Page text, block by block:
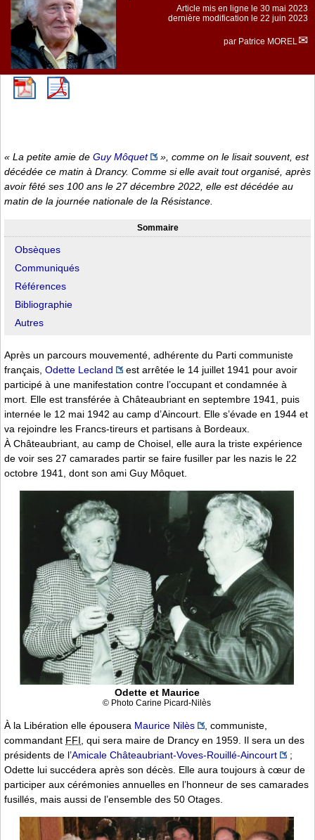
Article mis en ligne le 30 mai 2023
dernière modification le 22 juin 2023
par Patrice MOREL
« La petite amie de Guy Môquet
», comme on le lisait souvent, est
décédée ce matin à Drancy. Comme si elle avait tout organisé, après
avoir fêté ses 100 ans le 27 décembre 2022, elle est décédée au
matin de la journée nationale de la Résistance.
Sommaire
Obsèques
Communiqués
Références
Bibliographie
Autres
Après un parcours mouvementé, adhérente du Parti communiste
français, Odette Lecland
est arrêtée le 14 juillet 1941 pour avoir
participé à une manifestation contre l’occupant et condamnée à
mort. Elle est transférée à Châteaubriant en septembre 1941, puis
internée le 12 mai 1942 au camp d’Aincourt. Elle s’évade en 1944 et
va rejoindre les Francs-tireurs et partisans à Bordeaux.
À Châteaubriant, au camp de Choisel, elle aura la triste expérience
de voir ses 27 camarades partir se faire fusiller par les nazis le 22
octobre 1941, dont son ami Guy Môquet.
Odette et Maurice
© Photo Carine Picard-Nilès
À la Libération elle épousera Maurice Nilès
, communiste,
commandant FFI , qui sera maire de Drancy en 1959. Il sera un des
présidents de l’Amicale Châteaubriant-Voves-Rouillé-Aincourt
;
Odette lui succédera après son décès. Elle aura toujours à cœur de
participer aux cérémonies annuelles en l’honneur de ses camarades
fusillés, mais aussi de l’ensemble des 50 Otages.